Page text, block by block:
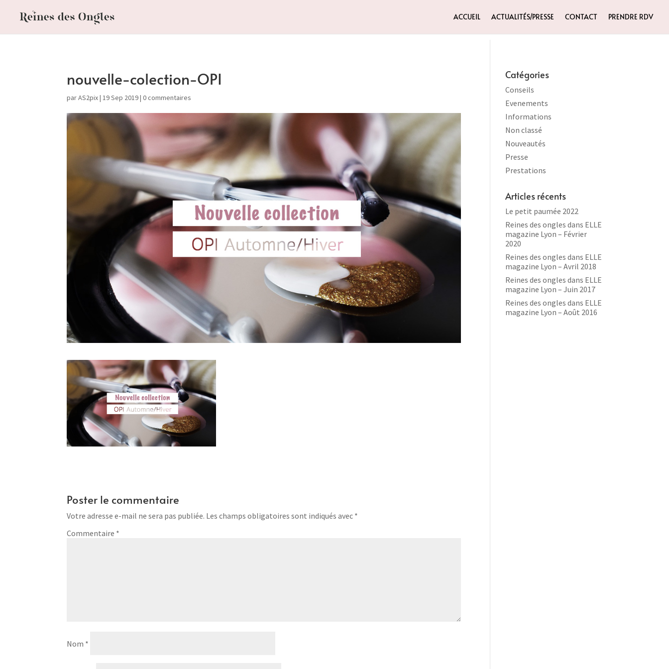
ACCUEIL ACTUALITÉS/PRESSE CONTACT PRENDRE RDV
nouvelle-colection-OPI
parAS2pix|19 Sep 2019|0 commentaires
Poster le commentaire
Votre adresse e-mail ne sera pas publiée. Les champs obligatoires sont indiqués avec *
Commentaire *
Nom *
Catégories
Conseils
Evenements
Informations
Non classé
Nouveautés
Presse
Prestations
Articles récents
Le petit paumée 2022
Reines des ongles dans ELLE
magazine Lyon – Février
2020
Reines des ongles dans ELLE
magazine Lyon – Avril 2018
Reines des ongles dans ELLE
magazine Lyon – Juin 2017
Reines des ongles dans ELLE
magazine Lyon – Août 2016